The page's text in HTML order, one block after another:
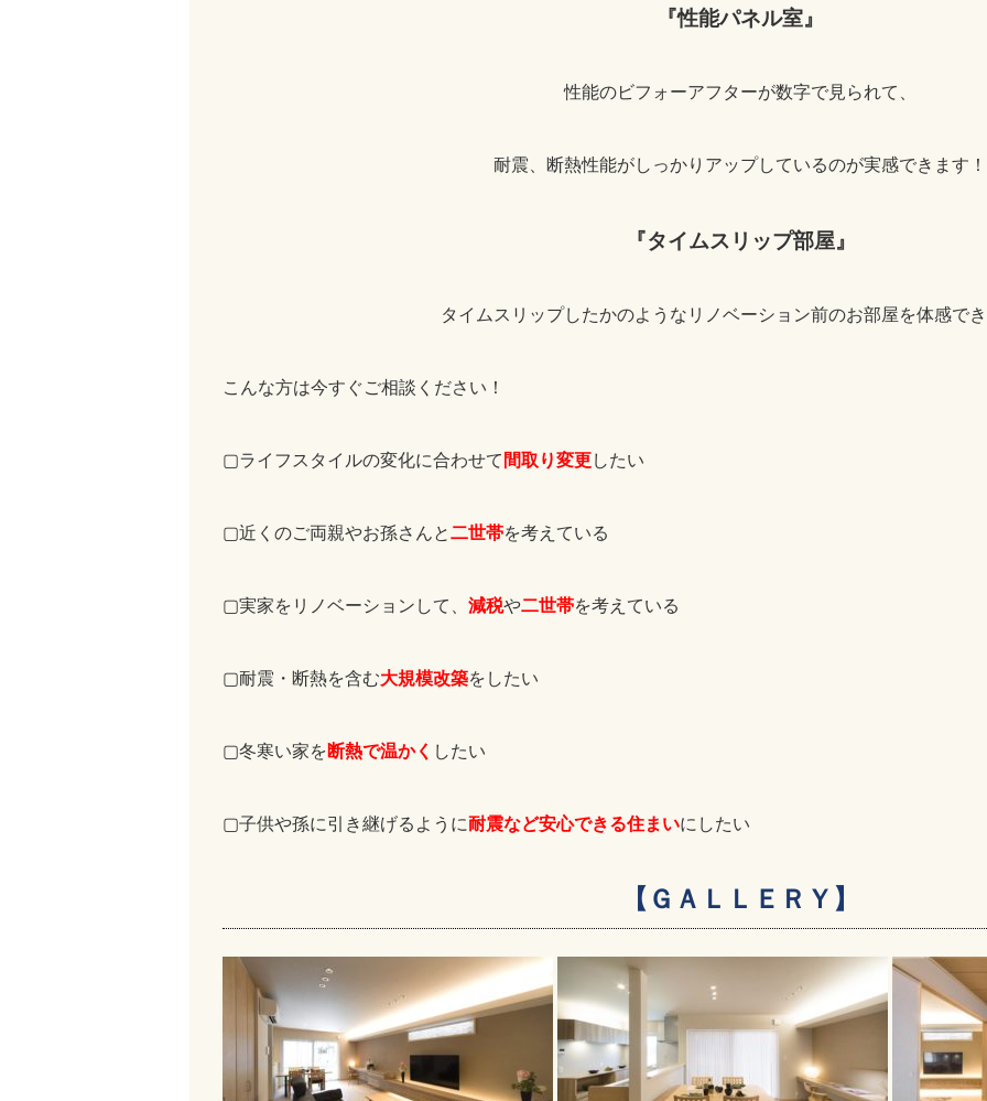
『性能パネル室』
性能のビフォーアフターが数字で見られて、
耐震、断熱性能がしっかりアップしているのが実感できます！
『タイムスリップ部屋』
タイムスリップしたかのようなリノベーション前のお部屋を体感で
こんな方は今すぐご相談ください！
▢ライフスタイルの変化に合わせて間取り変更したい
▢近くのご両親やお孫さんと二世帯を考えている
▢実家をリノベーションして、 減税や二世帯を考えている
▢耐震・断熱を含む大規模改築をしたい
▢冬寒い家を断熱で温かく したい
▢子供や孫に引き継げるように耐震など安心できる住まいにしたい
【ＧＡＬＬＥＲＹ】